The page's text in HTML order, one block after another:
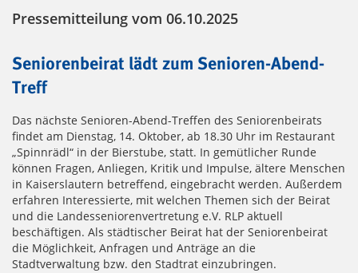
Pressemitteilung vom 06.10.2025
Seniorenbeirat lädt zum Senioren-Abend-
Treff
Das nächste Senioren-Abend-Treffen des Seniorenbeirats
findet am Dienstag, 14. Oktober, ab 18.30 Uhr im Restaurant
„Spinnrädl“ in der Bierstube, statt. In gemütlicher Runde
können Fragen, Anliegen, Kritik und Impulse, ältere Menschen
in Kaiserslautern betreffend, eingebracht werden. Außerdem
erfahren Interessierte, mit welchen Themen sich der Beirat
und die Landesseniorenvertretung e.V. RLP aktuell
beschäftigen. Als städtischer Beirat hat der Seniorenbeirat
die Möglichkeit, Anfragen und Anträge an die
Stadtverwaltung bzw. den Stadtrat einzubringen.